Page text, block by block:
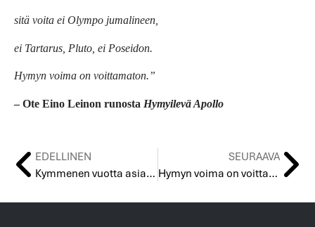
sitä voita ei Olympo jumalineen,
ei Tartarus, Pluto, ei Poseidon.
Hymyn voima on voittamaton.”
– Ote Eino Leinon runosta Hymyilevä Apollo
EDELLINEN
Kymmenen vuotta asiakkaana
SEURAAVA
Hymyn voima on voittamaton – Mindfulness oman itsensä etsinnän työkaluna